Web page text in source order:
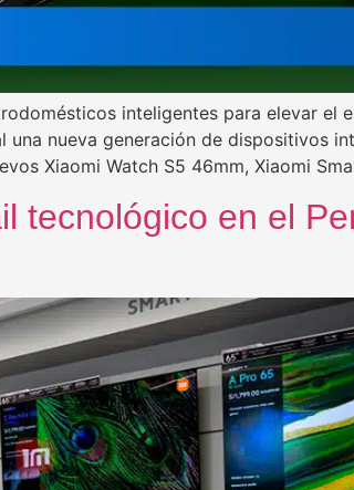
inteligentes para elevar
nueva generación de dispositivos
Xiaomi Watch S5 46mm, Xiaomi
tecnológico en el